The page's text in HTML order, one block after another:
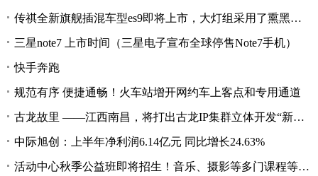
传祺全新旗舰插混车型es9即将上市，大灯组采用了熏黑处理
三星note7 上市时间（三星电子宣布全球停售Note7手机）
快手奔跑
规范有序 便捷通畅！火车站增开网约车上客点和专用通道
古龙故里 ——江西南昌，将打出古龙IP集群立体开发“新招式”
中际旭创：上半年净利润6.14亿元 同比增长24.63%
活动中心秋季公益班即将招生！音乐、摄影等多门课程等你参加